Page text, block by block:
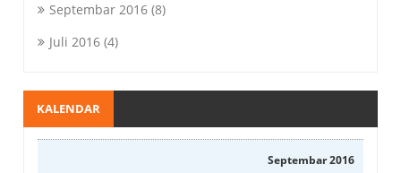
Septembar 2016(8)
Juli 2016(4)
KALENDAR
Septembar 2016